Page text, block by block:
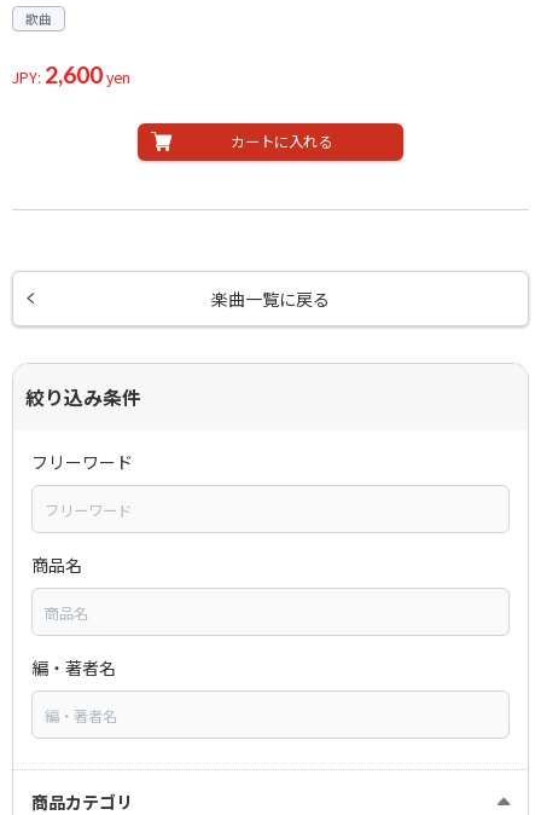
歌曲
JPY: 2,600yen
カートに入れる
楽曲一覧に戻る
絞り込み条件
フリーワード
商品名
編・著者名
商品カテゴリ